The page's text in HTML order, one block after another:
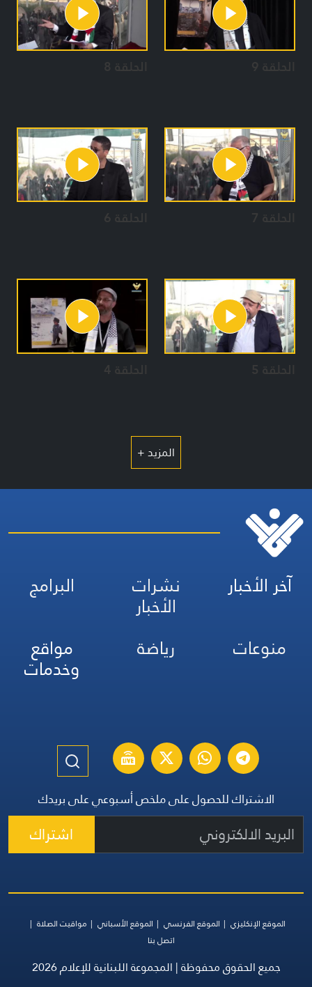
الحلقة 9 الحلقة 8
الحلقة 7 الحلقة 6
الحلقة 5 الحلقة 4
المزيد +
آخر الأخبار نشرات
الأخبار
البرامج
منوعات
رياضة مواقع
وخدمات
الاشتراك للحصول على ملخص أسبوعي على بريدك
اشتراك
الموقع الإنكليزي الموقع الفرنسي الموقع الأسباني
مواقيت الصلاة
اتصل بنا
جميع الحقوق محفوظة | المجموعة اللبنانية للإعلام 2026